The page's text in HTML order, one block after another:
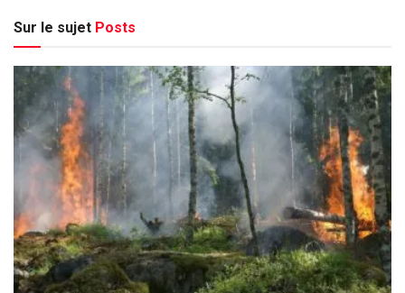
Sur le sujet Posts